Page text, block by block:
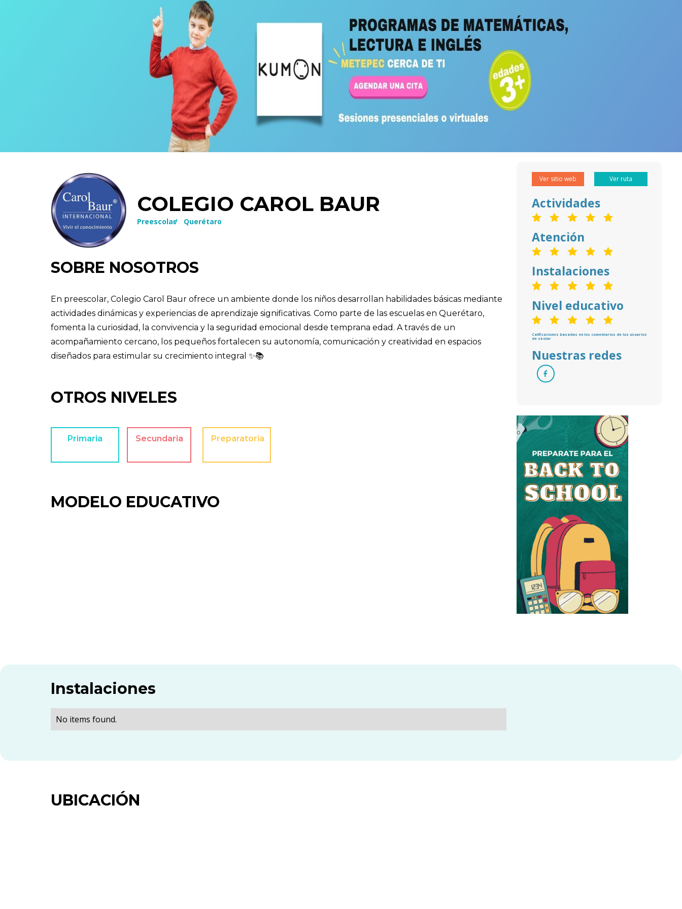
COLEGIO CAROL BAUR
Preescolar/ Querétaro
SOBRE NOSOTROS
En preescolar, Colegio Carol Baur ofrece un ambiente donde los niños desarrollan habilidades básicas mediante
actividades dinámicas y experiencias de aprendizaje significativas. Como parte de las escuelas en Querétaro,
fomenta la curiosidad, la convivencia y la seguridad emocional desde temprana edad. A través de un
acompañamiento cercano, los pequeños fortalecen su autonomía, comunicación y creatividad en espacios
diseñados para estimular su crecimiento integral ✨📚
OTROS NIVELES
Primaria Secundaria Preparatoria
MODELO EDUCATIVO
Ver sitio web Ver ruta
Actividades
Atención
Instalaciones
Nivel educativo
Calificaciones basadas en los comentarios de los usuarios
de skolar
Nuestras redes
Instalaciones
No items found.
UBICACIÓN